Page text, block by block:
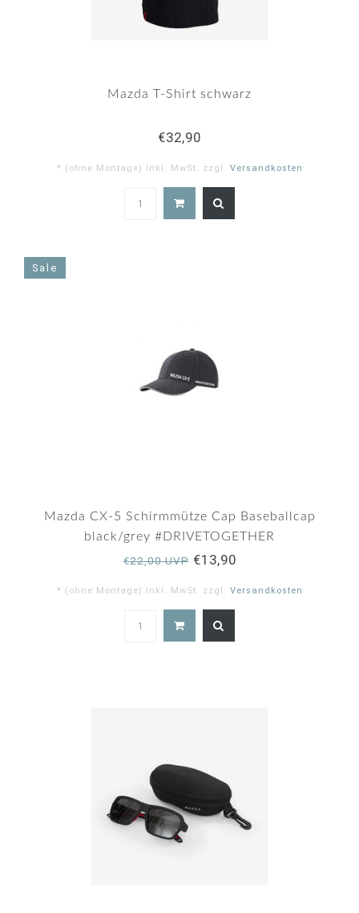
Mazda T-Shirt schwarz
€32,90
* (ohne Montage) Inkl. MwSt. zzgl. Versandkosten
Sale
Mazda CX-5 Schirmmütze Cap Baseballcap
black/grey #DRIVETOGETHER
€22,00 UVP€13,90
* (ohne Montage) Inkl. MwSt. zzgl. Versandkosten